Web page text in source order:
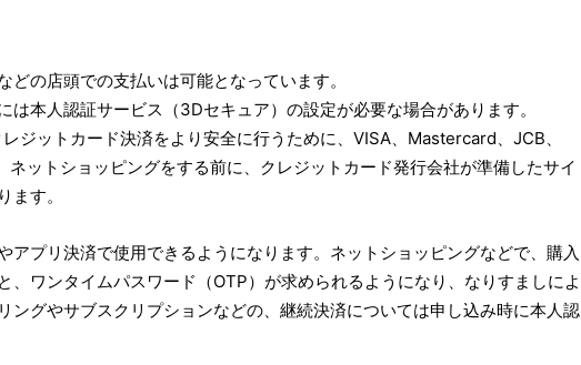
の店頭での支払いは可能となっています。
本人認証サービス（3Dセキュア）の設定が必要な場合があります。
ジットカード決済をより安全に行うために、VISA、Mastercard、JCB、
ットショッピングをする前に、クレジットカード発行会社が準備したサイ
ます。
アプリ決済で使用できるようになります。ネットショッピングなどで、購入
、ワンタイムパスワード（OTP）が求められるようになり、なりすましによ
ングやサブスクリプションなどの、継続決済については申し込み時に本人認